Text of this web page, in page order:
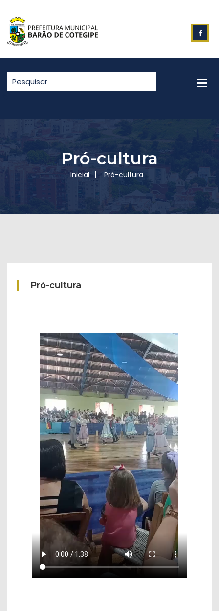
Pró-cultura
Inicial Pró-cultura
Pró-cultura